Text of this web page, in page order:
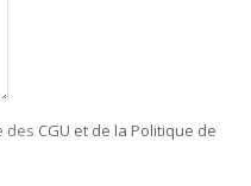
des CGU et de la Politique de